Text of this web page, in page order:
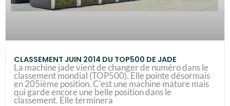
CLASSEMENT JUIN 2014 DU TOP500 DE JADE
La machine jade vient de changer de numéro dans le
classement mondial (TOP500). Elle pointe désormais
en 205ième position. C’est une machine mature mais
qui garde encore une belle position dans le
classement. Elle terminera